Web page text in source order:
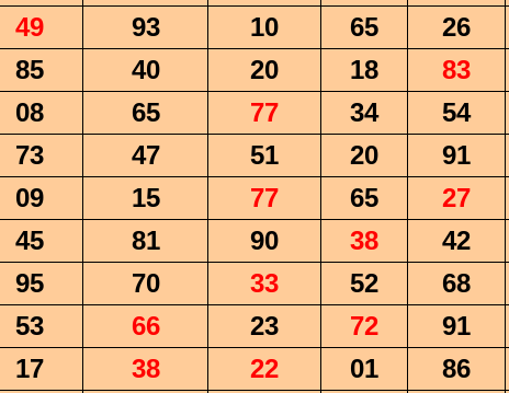
49 93 10 65 26
85 40 20 18 83
08 65 77 34 54
73 47 51 20 91
09 15 77 65 27
45 81 90 38 42
95 70 33 52 68
53 66 23 72 91
17 38 22 01 86